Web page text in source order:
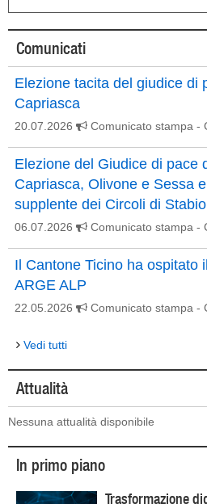
Comunicati
Elezione tacita del giudice di
Capriasca
20.07.2026 Comunicato stampa -
Elezione del Giudice di pace
Capriasca, Olivone e Sessa
supplente dei Circoli di
06.07.2026 Comunicato stampa -
Il Cantone Ticino ha ospitato
ARGE ALP
22.05.2026 Comunicato stampa -
Vedi tutti
Attualità
Nessuna attualità disponibile
In primo piano
Trasformazione